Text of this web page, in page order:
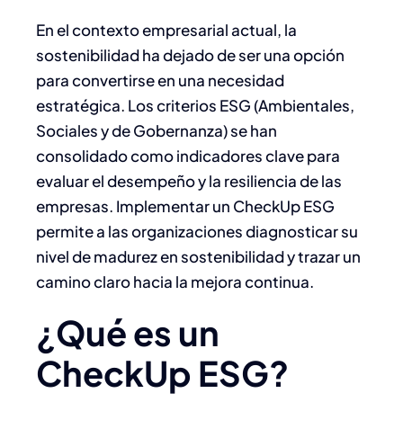
En el contexto empresarial actual, la
sostenibilidad ha dejado de ser una opción
para convertirse en una necesidad
estratégica. Los criterios ESG (Ambientales,
Sociales y de Gobernanza) se han
consolidado como indicadores clave para
evaluar el desempeño y la resiliencia de las
empresas. Implementar un CheckUp ESG
permite a las organizaciones diagnosticar su
nivel de madurez en sostenibilidad y trazar un
camino claro hacia la mejora continua.​
¿Qué es un
CheckUp ESG?